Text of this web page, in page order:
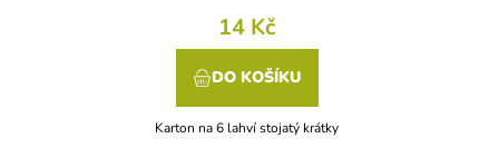
14 Kč
DO KOŠÍKU
Karton na 6 lahví stojatý krátky